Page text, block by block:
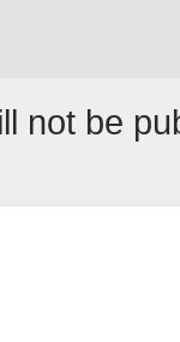
not be